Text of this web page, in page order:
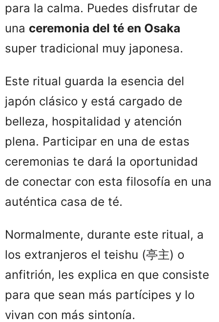
para la calma. Puedes disfrutar de
una ceremonia del té en Osaka
super tradicional muy japonesa.
Este ritual guarda la esencia del
japón clásico y está cargado de
belleza, hospitalidad y atención
plena. Participar en una de estas
ceremonias te dará la oportunidad
de conectar con esta filosofía en una
auténtica casa de té.
Normalmente, durante este ritual, a
los extranjeros el teishu (亭主) o
anfitrión, les explica en que consiste
para que sean más partícipes y lo
vivan con más sintonía.